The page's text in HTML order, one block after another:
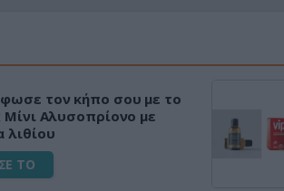
τον κήπο σου με το
Αλυσοπρίονο με
λιθίου
ΤΟ